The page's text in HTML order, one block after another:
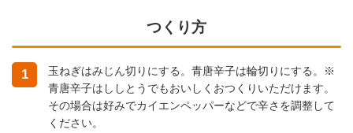
つくり方
1
玉ねぎはみじん切りにする。青唐辛子は輪切りにする。※
青唐辛子はししとうでもおいしくおつくりいただけます。
その場合は好みでカイエンペッパーなどで辛さを調整して
ください。